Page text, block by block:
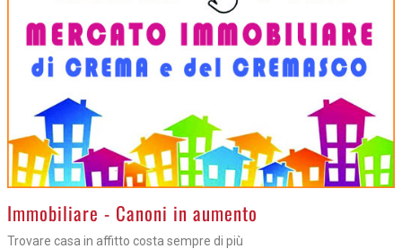
>Immobiliare - Canoni in aumento
Trovare casa in affitto costa sempre di più